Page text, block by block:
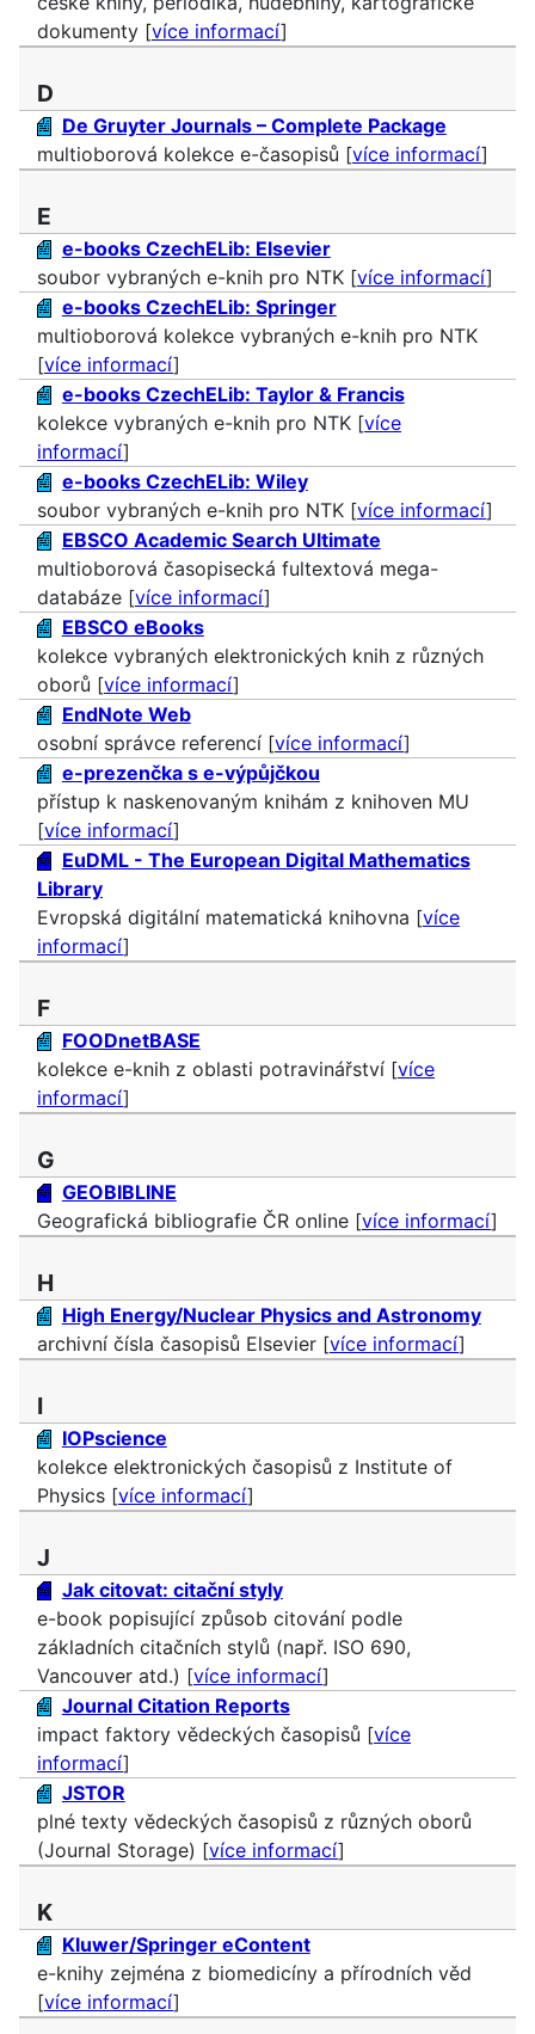
dokumenty [více informací]
D
De Gruyter Journals – Complete Package
multioborová kolekce e-časopisů [více informací]
E
e-books CzechELib: Elsevier
soubor vybraných e-knih pro NTK [více informací]
e-books CzechELib: Springer
multioborová kolekce vybraných e-knih pro NTK
[více informací]
e-books CzechELib: Taylor & Francis
kolekce vybraných e-knih pro NTK [více
informací]
e-books CzechELib: Wiley
soubor vybraných e-knih pro NTK [více informací]
EBSCO Academic Search Ultimate
multioborová časopisecká fultextová mega-
databáze [více informací]
EBSCO eBooks
kolekce vybraných elektronických knih z různých
oborů [více informací]
EndNote Web
osobní správce referencí [více informací]
e-prezenčka s e-výpůjčkou
přístup k naskenovaným knihám z knihoven MU
[více informací]
EuDML - The European Digital Mathematics
Library
Evropská digitální matematická knihovna [více
informací]
F
FOODnetBASE
kolekce e-knih z oblasti potravinářství [více
informací]
G
GEOBIBLINE
Geografická bibliografie ČR online [více informací]
H
High Energy/Nuclear Physics and Astronomy
archivní čísla časopisů Elsevier [více informací]
I
IOPscience
kolekce elektronických časopisů z Institute of
Physics [více informací]
J
Jak citovat: citační styly
e-book popisující způsob citování podle
základních citačních stylů (např. ISO 690,
Vancouver atd.) [více informací]
Journal Citation Reports
impact faktory vědeckých časopisů [více
informací]
JSTOR
plné texty vědeckých časopisů z různých oborů
(Journal Storage) [více informací]
K
Kluwer/Springer eContent
e-knihy zejména z biomedicíny a přírodních věd
[více informací]